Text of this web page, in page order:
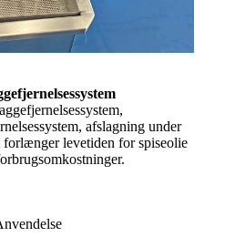
afslagning under
levetiden for spiseolie